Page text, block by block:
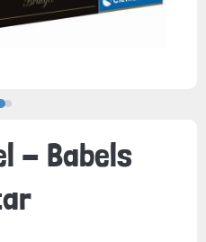
- Babels